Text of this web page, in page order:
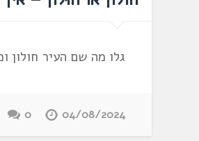
גלו מה שם העיר חולון
04/08/2024
0